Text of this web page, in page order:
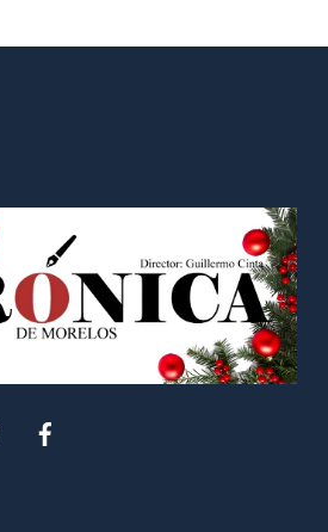
To
Top